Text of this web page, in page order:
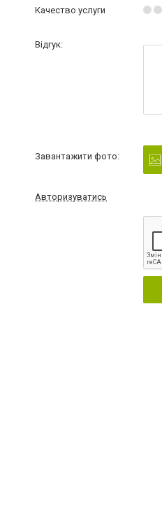
Качество услуги
Відгук:
Завантажити фото:
Авторизуватись